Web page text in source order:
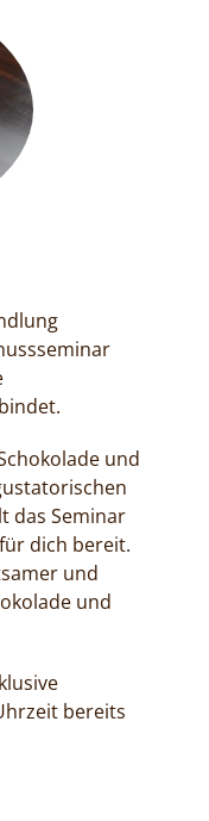
und
das Seminar
dich bereit.
und
und
bereits